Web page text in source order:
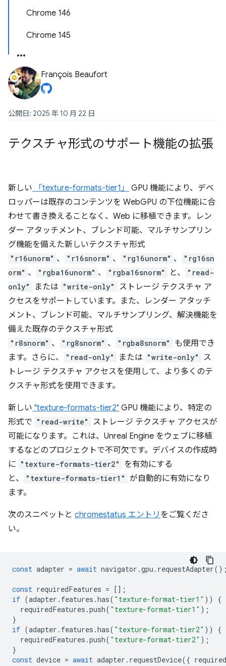
Chrome 146
Chrome 145
François Beaufort
公開日: 2025 年 10 月 22 日
テクスチャ形式のサポート機能の拡張
新しい 「texture-formats-tier1」
GPU 機能により、デベ
ロッパーは既存のコンテンツを WebGPU の下位機能に合
わせて書き換えることなく、Web に移植できます。レン
ダー アタッチメント、ブレンド可能、マルチサンプリン
グ機能を備えた新しいテクスチャ形式
"r16unorm" 、 "r16snorm" 、 "rg16unorm" 、
"rg16sn
orm" 、 "rgba16unorm" 、 "rgba16snorm" と、
"read-
only"
または "write-only"
ストレージ テクスチャ ア
クセスをサポートしています。また、レンダー アタッチ
メント、ブレンド可能、マルチサンプリング、解決機能を
備えた既存のテクスチャ形式
"r8snorm" 、 "rg8snorm" 、 "rgba8snorm"
も使用でき
ます。さらに、
"read-only" または "write-only"
ス
トレージ テクスチャ アクセスを使用して、より多くのテ
クスチャ形式を使用できます。
新しい "texture-formats-tier2" GPU 機能により、特定の
形式で "read-write"
ストレージ テクスチャ アクセスが
可能になります。これは、Unreal Engine をウェブに移植
するなどのプロジェクトで不可欠です。デバイスの作成時
に "texture-formats-tier2"
を有効にする
と、
"texture-formats-tier1" が自動的に有効になり
ます。
次のスニペットと chromestatus エントリ をご覧くださ
い。
const adapter = await navigator .gpu . requestAdapter
const requiredFeatures = [];
if (adapter . features .has( "texture-format-tier1" ))
{
requiredFeatures .push( "texture-format-tier1" );
}
if (adapter . features .has( "texture-format-tier2" ))
{
requiredFeatures .push( "texture-format-tier2" );
}
const device = await adapter . requestDevice({